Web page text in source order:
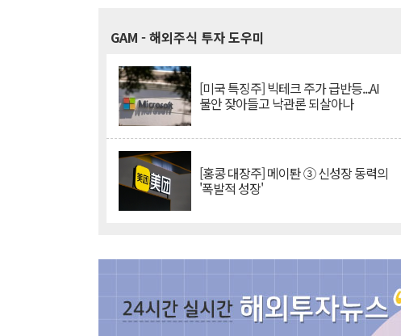
GAM - 해외주식 투자 도우미
[미국 특징주] 빅테크 주가 급반등...AI
불안 잦아들고 낙관론 되살아나
[홍콩 대장주] 메이퇀 ③ 신성장 동력의
'폭발적 성장'